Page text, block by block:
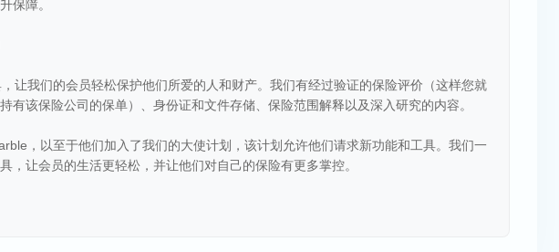
保障。
让我们的会员轻松保护他们所爱的人和财产。我们有经过验证的保险评价（这样您就
有该保险公司的保单）、身份证和文件存储、保险范围解释以及深入研究的内容。
，以至于他们加入了我们的大使计划，该计划允许他们请求新功能和工具。我们一
，让会员的生活更轻松，并让他们对自己的保险有更多掌控。